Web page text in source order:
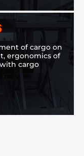
of cargo on
ergonomics of
cargo